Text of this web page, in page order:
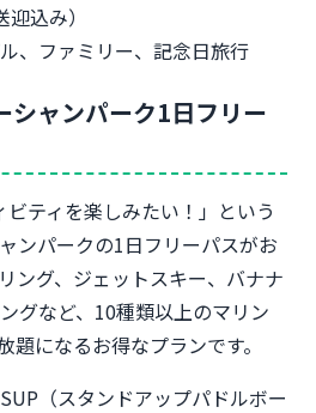
込み）
、ファミリー、記念日旅行
シャンパーク1日フリー
ビティを楽しみたい！」という
ンパークの1日フリーパスがお
ング、ジェットスキー、バナナ
グなど、10種類以上のマリン
題になるお得なプランです。
（スタンドアップパドルボー